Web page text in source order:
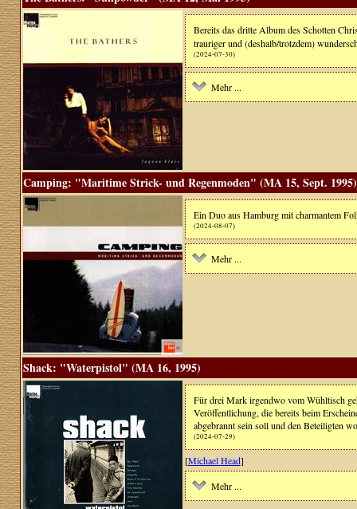
Bereits das dritte Album des Schotten
trauriger und (deshalb/trotzdem)
(2024-07-30)
Mehr ...
Camping: "Maritime Strick- und Regenmoden" (MA 15, Sept. 1995)
Ein Duo aus Hamburg mit charmantem
(2024-08-07)
Mehr ...
Shack: "Waterpistol" (MA 16, 1995)
Für drei Mark irgendwo vom Wühltisch
Veröffentlichung, die bereits beim
abgebrannt sein soll und den Beteiligten
(2024-07-29)
[Michael Head]
Mehr ...